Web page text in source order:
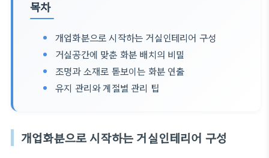
목차
개업화분으로 시작하는 거실인테리어 구성
거실공간에 맞춘 화분 배치의 비밀
조명과 소재로 돋보이는 화분 연출
유지 관리와 계절별 관리 팁
개업화분으로 시작하는 거실인테리어 구성